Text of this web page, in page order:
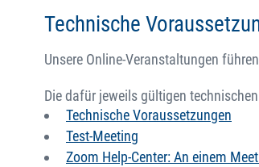
Technische
Unsere Online-Veranstaltungen
Die dafür jeweils gültigen
Technische Voraussetzungen
Test-Meeting
Zoom Help-Center: An einem